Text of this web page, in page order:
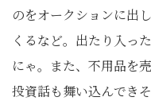
のをオークションに出
くるなど。出たり入っ
にゃ。また、不用品を
投資話も舞い込んでき